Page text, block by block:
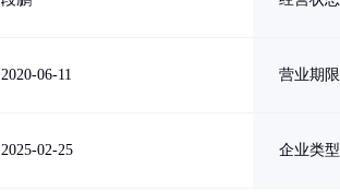
2020-06-11 营业期限
2025-02-25 企业类型